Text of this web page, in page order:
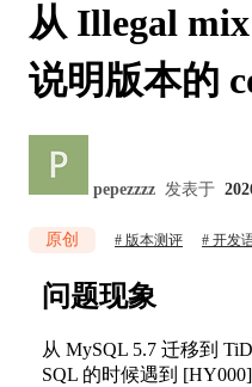
从 Illegal
说明版本的
pepezzzz 发表于
原创 版本测评 开发
问题现象
从 MySQL 5.7 迁移到
SQL 的时候遇到